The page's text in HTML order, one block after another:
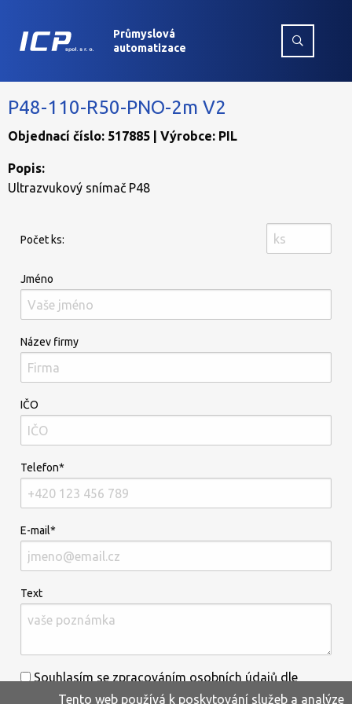
Průmyslová
automatizace
P48-110-R50-PNO-2m V2
Objednací číslo: 517885 | Výrobce: PIL
Popis:
Ultrazvukový snímač P48
Počet ks:
Jméno
Název firmy
IČO
Telefon*
E-mail*
Text
Souhlasím se zpracováním osobních údajů dle
Tento web používá k poskytování služeb a analýze